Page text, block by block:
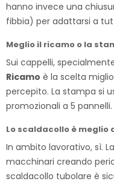
hanno invece una
fibbia) per adattarsi a
Meglio il ricamo o la
Sui cappelli,
Ricamo è la scelta
percepito. La stampa si
promozionali a 5 pannelli.
Lo scaldacollo è meglio
In ambito lavorativo, sì.
macchinari creando
scaldacollo tubolare è